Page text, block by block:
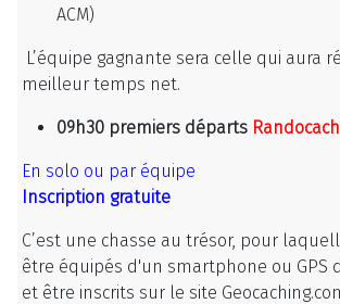
ACM)
L’équipe gagnante sera celle qui aura
meilleur temps net.
09h30 premiers départs
En solo ou par équipe
Inscription gratuite
C’est une chasse au trésor, pour
être équipés d'un smartphone ou GPS
et être inscrits sur le site